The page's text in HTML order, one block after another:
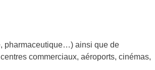
pharmaceutique…) ainsi que de
commerciaux, aéroports, cinémas,